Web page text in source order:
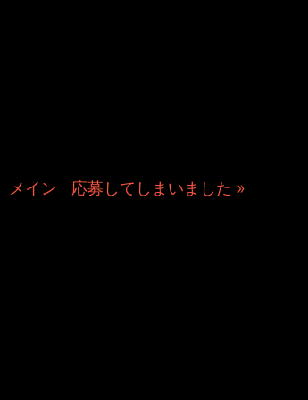
メイン 応募してしまいました »